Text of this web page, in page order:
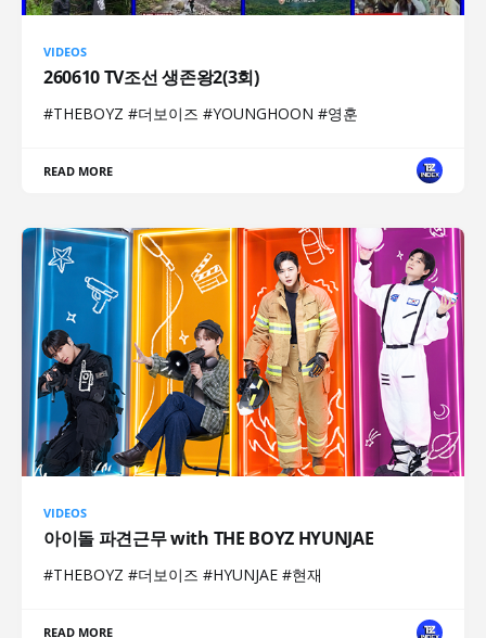
VIDEOS
260610 TV조선 생존왕2(3회)
#THEBOYZ #더보이즈 #YOUNGHOON #영훈
READ MORE
VIDEOS
아이돌 파견근무 with THE BOYZ HYUNJAE
#THEBOYZ #더보이즈 #HYUNJAE #현재
READ MORE